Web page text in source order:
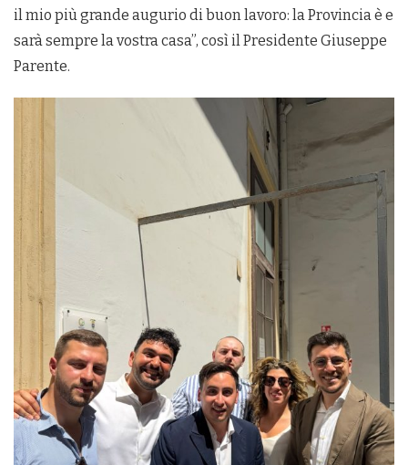
il mio più grande augurio di buon lavoro: la Provincia è e
sarà sempre la vostra casa”, così il Presidente Giuseppe
Parente.